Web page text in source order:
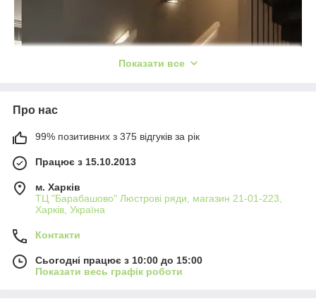
Показати все
Про нас
99% позитивних з 375 відгуків за рік
Працює з 15.10.2013
м. Харків
ТЦ "Барабашово" Люстрові ряди, магазин 21-01-223,
Харків, Україна
Контакти
Сьогодні працює з 10:00 до 15:00
Показати весь графік роботи